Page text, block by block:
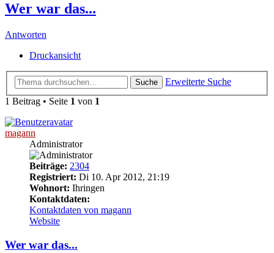
Wer war das...
Antworten
Druckansicht
Suche
Erweiterte Suche
1 Beitrag • Seite 1 von 1
magann
Administrator
Beiträge: 2304
Registriert: Di 10. Apr 2012, 21:19
Wohnort: Ihringen
Kontaktdaten:
Kontaktdaten von magann
Website
Wer war das...